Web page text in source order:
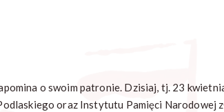
o swoim patronie. Dzisiaj, tj. 23
oraz Instytutu Pamięci Narodowej